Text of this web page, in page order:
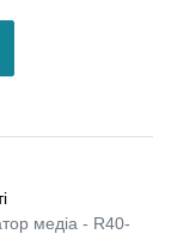
медіа - R40-